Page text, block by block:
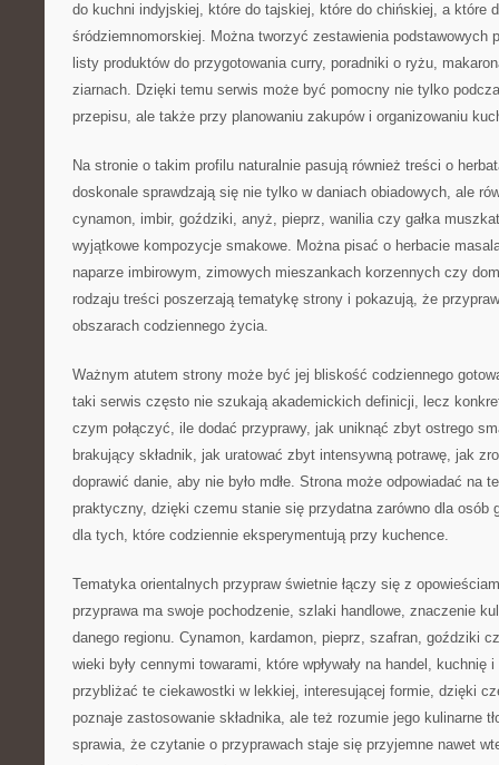
do kuchni indyjskiej, które do tajskiej, które do chińskiej, a które
śródziemnomorskiej. Można tworzyć zestawienia podstawowych
listy produktów do przygotowania curry, poradniki o ryżu,
ziarnach. Dzięki temu serwis może być pomocny nie tylko
przepisu, ale także przy planowaniu zakupów i organizowaniu
Na stronie o takim profilu naturalnie pasują również treści o
doskonale sprawdzają się nie tylko w daniach obiadowych, ale
cynamon, imbir, goździki, anyż, pieprz, wanilia czy gałka
wyjątkowe kompozycje smakowe. Można pisać o herbacie
naparze imbirowym, zimowych mieszankach korzennych czy
rodzaju treści poszerzają tematykę strony i pokazują, że
obszarach codziennego życia.
Ważnym atutem strony może być jej bliskość codziennego
taki serwis często nie szukają akademickich definicji, lecz
czym połączyć, ile dodać przyprawy, jak uniknąć zbyt ostrego
brakujący składnik, jak uratować zbyt intensywną potrawę, jak
doprawić danie, aby nie było mdłe. Strona może odpowiadać na
praktyczny, dzięki czemu stanie się przydatna zarówno dla osób
dla tych, które codziennie eksperymentują przy kuchence.
Tematyka orientalnych przypraw świetnie łączy się z
przyprawa ma swoje pochodzenie, szlaki handlowe, znaczenie
danego regionu. Cynamon, kardamon, pieprz, szafran, goździki
wieki były cennymi towarami, które wpływały na handel, kuchnię
przybliżać te ciekawostki w lekkiej, interesującej formie, dzięki
poznaje zastosowanie składnika, ale też rozumie jego kulinarne
sprawia, że czytanie o przyprawach staje się przyjemne nawet